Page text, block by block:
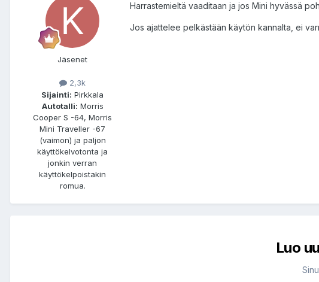
Jäsenet
2,3k
Sijainti: Pirkkala
Autotalli: Morris
Cooper S -64, Morris
Mini Traveller -67
(vaimon) ja paljon
käyttökelvotonta ja
jonkin verran
käyttökelpoistakin
romua.
Harrastemieltä vaaditaan ja jos Mini hyvässä
Jos ajattelee pelkästään käytön kannalta, ei
Luo